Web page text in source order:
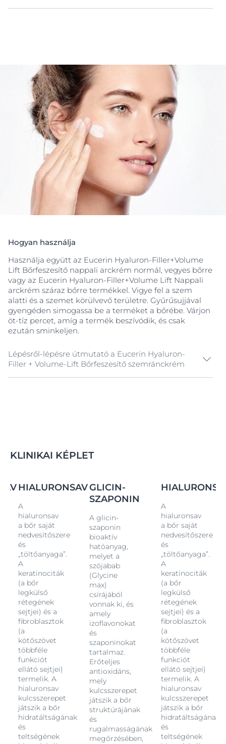
megakadályozzák az újabb ráncok kialakulását. A
hialuronsav a bőr felszínére hat, javítja a
nedvességmegtartó képességet, és ezáltal kisimítja a
ráncokat, melyek a szemek sarkaira jellemző
bőrszárazság következtében alakultak ki. 15-ös
fényvédő faktorral és UVA-szűrővel védi a bőrt a
napsugárzásokozta öregedéstől. Szemészek által
tesztelt, nem mitesszerképző formula, mely mentes
az illatanyagoktól és az alkoholtól. *In vitro kutatások
Hogyan használja
Használja együtt az Eucerin Hyaluron-Filler+Volume
Lift Bőrfeszesítő nappali arckrém normál, vegyes bőrre
vagy az Eucerin Hyaluron-Filler+Volume Lift Nappali
arckrém száraz bőrre termékkel. Vigye fel a szem
alatti és a szemet körülvevő területre. Gyűrűsujjával
gyengéden simogassa be a terméket a bőrébe. Várjon
öt-tíz percet, amíg a termék beszívódik, és csak
ezután sminkeljen.
Lépésről-lépésre útmutató a Eucerin Hyaluron-
Filler + Volume-Lift Bőrfeszesítő szemránckrém
Vattával vigyen fel bőrére Eucerin DermatoCLEAN
lépés: Ápolás
Tegyen egy keveset az Eucerin Hyaluron-
Filler+Volume Lift Bőrfeszesítő szemránckrémből a
szem alatti és körüli területre. Gyűrűsujjának gyengéd
simogató mozgásával nyomkodja bele a krémet a
bőrébe. Kezdje belül, a szemzugban, és onnan
haladjon kifelé, a halánték irányába. Ezután arcának
többi részére használja az Önnek megfelelő Eucerin
Hyaluron-Filler+Volume Lift Nappali arckrémet, hogy a
bőrfeszesítő hatás maximális legyen. Várjon öt-tíz
percet, és csak ezután sminkeljen.
KLINIKAI KÉPLET
HIALURONSAV
A
hialuronsav
a bőr saját
nedvesítőszere
és
„töltőanyaga”.
A
keratinociták
(a bőr
legkülső
rétegének
sejtjei) és a
fibroblasztok
(a
kötőszövet
többféle
funkciót
ellátó sejtjei)
termelik. A
hialuronsav
kulcsszerepet
játszik a bőr
hidratáltságának
és
teltségének
GLICIN-
SZAPONIN
A glicin-
szaponin
bioaktív
hatóanyag,
melyet a
szójabab
(Glycine
max)
csírájából
vonnak ki, és
amely
izoflavonokat
és
szaponinokat
tartalmaz.
Erőteljes
antioxidáns,
mely
kulcsszerepet
játszik a bőr
struktúrájának
és
rugalmasságának
megőrzésében,
A
hialuronsav
a bőr saját
nedvesítőszere
és
„töltőanyaga”.
A
keratinociták
(a bőr
legkülső
rétegének
sejtjei) és a
fibroblasztok
(a
kötőszövet
többféle
funkciót
ellátó sejtjei)
termelik. A
hialuronsav
kulcsszerepet
játszik a bőr
hidratáltságának
és
teltségének